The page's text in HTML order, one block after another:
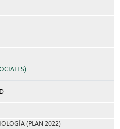
(PLAN 2022)